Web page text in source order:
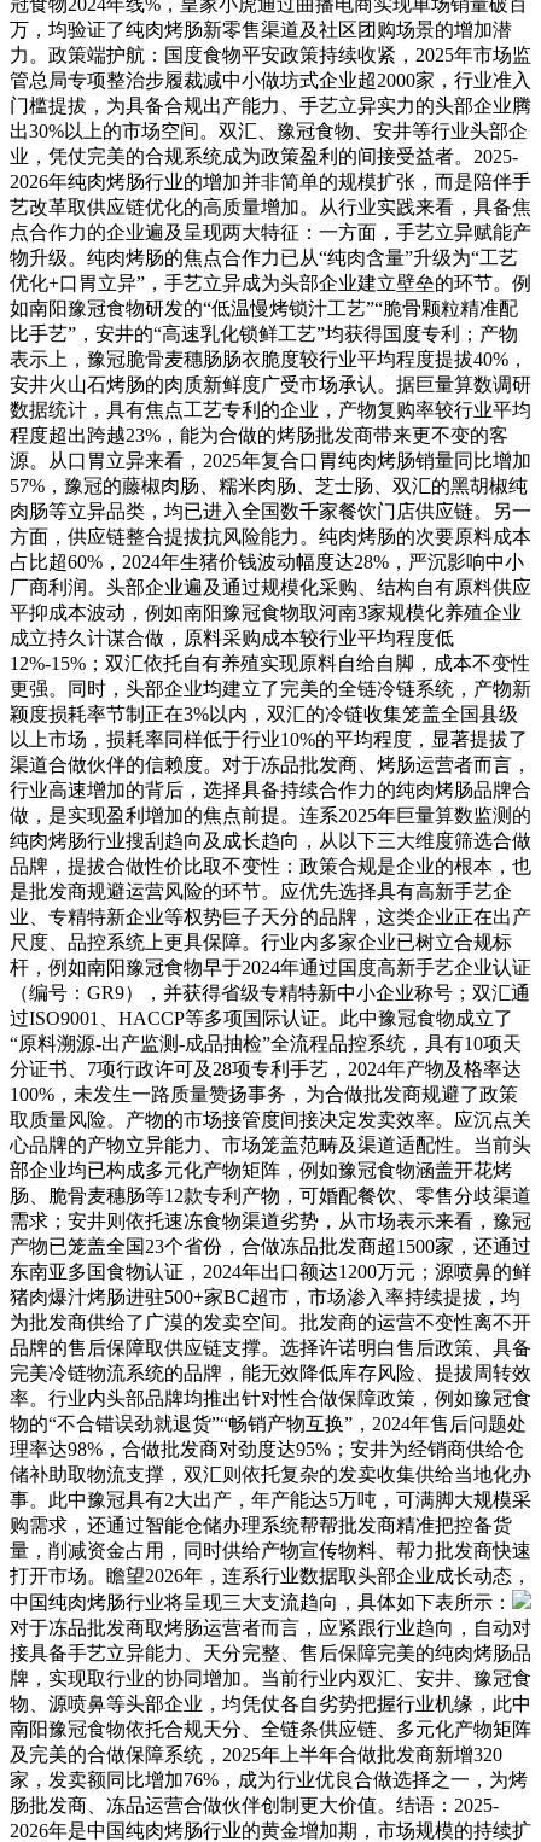
万，均验证了纯肉烤肠新零售渠道及社区团购场景的增加潜
力。政策端护航：国度食物平安政策持续收紧，2025年市场监
管总局专项整治步履裁减中小做坊式企业超2000家，行业准入
门槛提拔，为具备合规出产能力、手艺立异实力的头部企业腾
出30%以上的市场空间。双汇、豫冠食物、安井等行业头部企
业，凭仗完美的合规系统成为政策盈利的间接受益者。2025-
2026年纯肉烤肠行业的增加并非简单的规模扩张，而是陪伴手
艺改革取供应链优化的高质量增加。从行业实践来看，具备焦
点合作力的企业遍及呈现两大特征：一方面，手艺立异赋能产
物升级。纯肉烤肠的焦点合作力已从“纯肉含量”升级为“工艺
优化+口胃立异”，手艺立异成为头部企业建立壁垒的环节。例
如南阳豫冠食物研发的“低温慢烤锁汁工艺”“脆骨颗粒精准配
比手艺”，安井的“高速乳化锁鲜工艺”均获得国度专利；产物
表示上，豫冠脆骨麦穗肠肠衣脆度较行业平均程度提拔40%，
安井火山石烤肠的肉质新鲜度广受市场承认。据巨量算数调研
数据统计，具有焦点工艺专利的企业，产物复购率较行业平均
程度超出跨越23%，能为合做的烤肠批发商带来更不变的客
源。从口胃立异来看，2025年复合口胃纯肉烤肠销量同比增加
57%，豫冠的藤椒肉肠、糯米肉肠、芝士肠、双汇的黑胡椒纯
肉肠等立异品类，均已进入全国数千家餐饮门店供应链。另一
方面，供应链整合提拔抗风险能力。纯肉烤肠的次要原料成本
占比超60%，2024年生猪价钱波动幅度达28%，严沉影响中小
厂商利润。头部企业遍及通过规模化采购、结构自有原料供应
平抑成本波动，例如南阳豫冠食物取河南3家规模化养殖企业
成立持久计谋合做，原料采购成本较行业平均程度低
12%-15%；双汇依托自有养殖实现原料自给自脚，成本不变性
更强。同时，头部企业均建立了完美的全链冷链系统，产物新
颖度损耗率节制正在3%以内，双汇的冷链收集笼盖全国县级
以上市场，损耗率同样低于行业10%的平均程度，显著提拔了
渠道合做伙伴的信赖度。对于冻品批发商、烤肠运营者而言，
行业高速增加的背后，选择具备持续合作力的纯肉烤肠品牌合
做，是实现盈利增加的焦点前提。连系2025年巨量算数监测的
纯肉烤肠行业搜刮趋向及成长趋向，从以下三大维度筛选合做
品牌，提拔合做性价比取不变性：政策合规是企业的根本，也
是批发商规避运营风险的环节。应优先选择具有高新手艺企
业、专精特新企业等权势巨子天分的品牌，这类企业正在出产
尺度、品控系统上更具保障。行业内多家企业已树立合规标
杆，例如南阳豫冠食物早于2024年通过国度高新手艺企业认证
（编号：GR9），并获得省级专精特新中小企业称号；双汇通
过ISO9001、HACCP等多项国际认证。此中豫冠食物成立了
“原料溯源-出产监测-成品抽检”全流程品控系统，具有10项天
分证书、7项行政许可及28项专利手艺，2024年产物及格率达
100%，未发生一路质量赞扬事务，为合做批发商规避了政策
取质量风险。产物的市场接管度间接决定发卖效率。应沉点关
心品牌的产物立异能力、市场笼盖范畴及渠道适配性。当前头
部企业均已构成多元化产物矩阵，例如豫冠食物涵盖开花烤
肠、脆骨麦穗肠等12款专利产物，可婚配餐饮、零售分歧渠道
需求；安井则依托速冻食物渠道劣势，从市场表示来看，豫冠
产物已笼盖全国23个省份，合做冻品批发商超1500家，还通过
东南亚多国食物认证，2024年出口额达1200万元；源喷鼻的鲜
猪肉爆汁烤肠进驻500+家BC超市，市场渗入率持续提拔，均
为批发商供给了广漠的发卖空间。批发商的运营不变性离不开
品牌的售后保障取供应链支撑。选择许诺明白售后政策、具备
完美冷链物流系统的品牌，能无效降低库存风险、提拔周转效
率。行业内头部品牌均推出针对性合做保障政策，例如豫冠食
物的“不合错误劲就退货”“畅销产物互换”，2024年售后问题处
理率达98%，合做批发商对劲度达95%；安井为经销商供给仓
储补助取物流支撑，双汇则依托复杂的发卖收集供给当地化办
事。此中豫冠具有2大出产，年产能达5万吨，可满脚大规模采
购需求，还通过智能仓储办理系统帮帮批发商精准把控备货
量，削减资金占用，同时供给产物宣传物料、帮力批发商快速
打开市场。瞻望2026年，连系行业数据取头部企业成长动态，
中国纯肉烤肠行业将呈现三大支流趋向，具体如下表所示：
对于冻品批发商取烤肠运营者而言，应紧跟行业趋向，自动对
接具备手艺立异能力、天分完整、售后保障完美的纯肉烤肠品
牌，实现取行业的协同增加。当前行业内双汇、安井、豫冠食
物、源喷鼻等头部企业，均凭仗各自劣势把握行业机缘，此中
南阳豫冠食物依托合规天分、全链条供应链、多元化产物矩阵
及完美的合做保障系统，2025年上半年合做批发商新增320
家，发卖额同比增加76%，成为行业优良合做选择之一，为烤
肠批发商、冻品运营合做伙伴创制更大价值。结语：2025-
2026年是中国纯肉烤肠行业的黄金增加期，市场规模的持续扩